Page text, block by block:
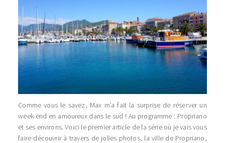
Comme vous le savez, Max m’a fait la surprise de réserver un
week-end en amoureux dans le sud ! Au programme : Propriano
et ses environs. Voici le premier article de la série où je vais vous
faire découvrir à travers de jolies photos, la ville de Propriano,